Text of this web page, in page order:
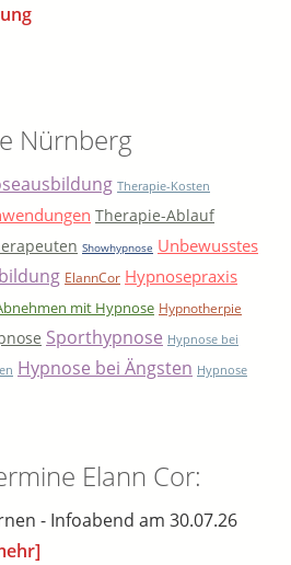
Nürnberg
Therapie-Kosten
Therapie-Ablauf
Showhypnose Unbewusstes
ElannCor Hypnosepraxis
mit Hypnose Hypnotherpie
Sporthypnose Hypnose bei
Hypnose bei Ängsten Hypnose
Elann Cor:
- Infoabend am 30.07.26